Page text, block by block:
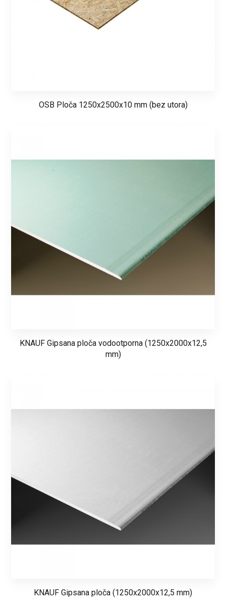
OSB Ploča 1250x2500x10 mm (bez utora)
KNAUF Gipsana ploča vodootporna (1250x2000x12,5
mm)
KNAUF Gipsana ploča (1250x2000x12,5 mm)